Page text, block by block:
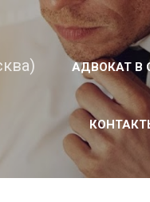
контенту
АДВОКАТ В